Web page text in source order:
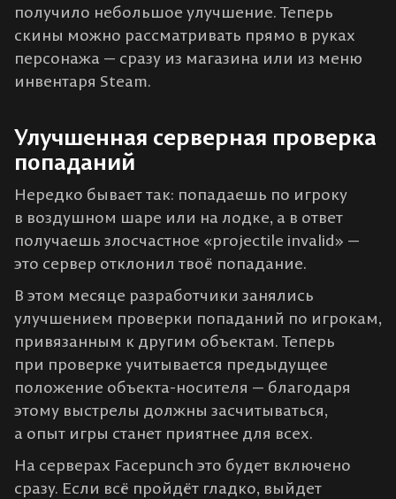
получило небольшое улучшение. Теперь
скины можно рассматривать прямо в руках
персонажа — сразу из магазина или из меню
инвентаря Steam.
Улучшенная серверная проверка
попаданий
Нередко бывает так: попадаешь по игроку
в воздушном шаре или на лодке, а в ответ
получаешь злосчастное «projectile invalid» —
это сервер отклонил твоё попадание.
В этом месяце разработчики занялись
улучшением проверки попаданий по игрокам,
привязанным к другим объектам. Теперь
при проверке учитывается предыдущее
положение объекта-носителя — благодаря
этому выстрелы должны засчитываться,
а опыт игры станет приятнее для всех.
На серверах Facepunch это будет включено
сразу. Если всё пройдёт гладко, выйдет